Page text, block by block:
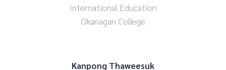
International Education
Okanagan College
Kanpong Thaweesuk